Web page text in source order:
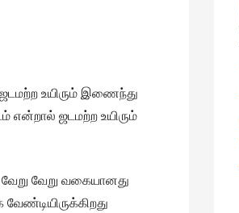
ஜடமற்ற உயிரும் இணைந்து
என்றால் ஜடமற்ற உயிரும்
வேறு வகையானது